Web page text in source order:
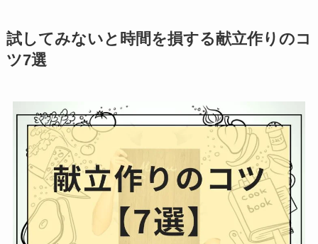
試してみないと時間を損する献立作りのコ
ツ7選